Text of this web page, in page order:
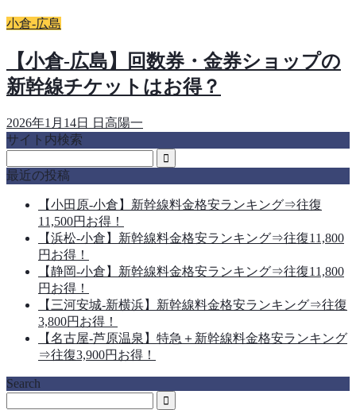
小倉-広島
【小倉-広島】回数券・金券ショップの
新幹線チケットはお得？
2026年1月14日
日高陽一
サイト内検索
最近の投稿
【小田原-小倉】新幹線料金格安ランキング⇒往復
11,500円お得！
【浜松-小倉】新幹線料金格安ランキング⇒往復11,800
円お得！
【静岡-小倉】新幹線料金格安ランキング⇒往復11,800
円お得！
【三河安城-新横浜】新幹線料金格安ランキング⇒往復
3,800円お得！
【名古屋-芦原温泉】特急＋新幹線料金格安ランキング
⇒往復3,900円お得！
Search